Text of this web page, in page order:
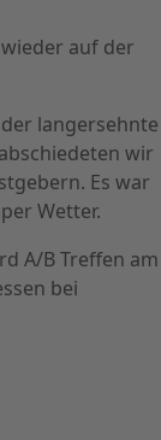
auf der
langersehnte
wir
Es war
Wetter.
A/B Treffen am
bei